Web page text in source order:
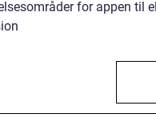
for appen til